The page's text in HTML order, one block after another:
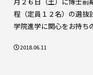
程（定員１２名）の選
学院進学に関心をお持ち
2018.06.11